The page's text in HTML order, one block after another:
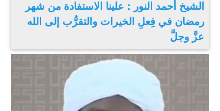
الشيخ أحمد النور : علينا الاستفادة من شهر
رمضان في فِعلِ الخيرات والتقرُّب إلى الله
عزَّ وجلَّ